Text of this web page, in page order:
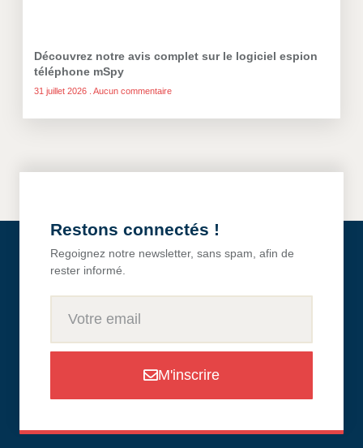
Découvrez notre avis complet sur le logiciel espion
téléphone mSpy
31 juillet 2026 Aucun commentaire
Restons connectés !
Regoignez notre newsletter, sans spam, afin de
rester informé.
M'inscrire